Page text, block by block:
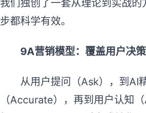
我们独创了一套从理论到实战
步都科学有效。
9A营销模型：覆盖用户决
从用户提问（Ask），到AI
（Accurate），再到用户认知